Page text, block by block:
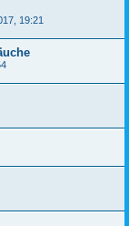
19:21